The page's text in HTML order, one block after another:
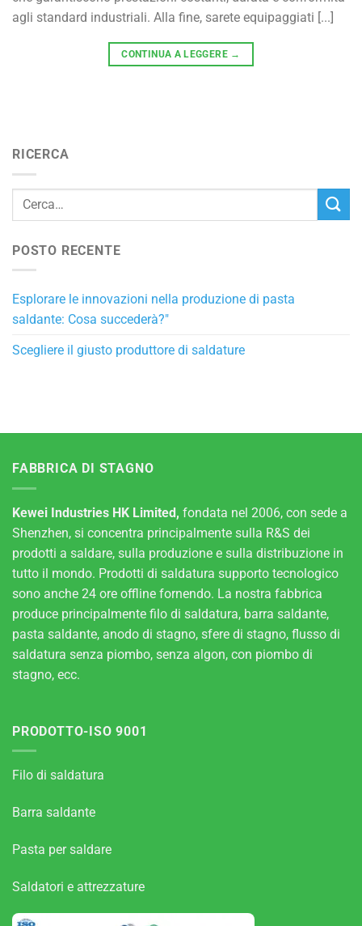
agli standard industriali. Alla fine, sarete equipaggiati [...]
CONTINUA A LEGGERE →
RICERCA
POSTO RECENTE
Esplorare le innovazioni nella produzione di pasta
saldante: Cosa succederà?"
Scegliere il giusto produttore di saldature
FABBRICA DI STAGNO
Kewei Industries HK Limited, fondata nel 2006, con sede a
Shenzhen, si concentra principalmente sulla R&S dei
prodotti a saldare, sulla produzione e sulla distribuzione in
tutto il mondo. Prodotti di saldatura supporto tecnologico
sono anche 24 ore offline fornendo. La nostra fabbrica
produce principalmente filo di saldatura, barra saldante,
pasta saldante, anodo di stagno, sfere di stagno, flusso di
saldatura senza piombo, senza algon, con piombo di
stagno, ecc.
PRODOTTO-ISO 9001
Filo di saldatura
Barra saldante
Pasta per saldare
Saldatori e attrezzature